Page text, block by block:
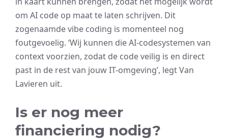
om AI code op maat te laten schrijven. Dit
zogenaamde vibe coding is momenteel nog
foutgevoelig. ‘Wij kunnen die AI-codesystemen van
context voorzien, zodat de code veilig is en direct
past in de rest van jouw IT-omgeving’, legt Van
Lavieren uit.
Is er nog meer
financiering nodig?